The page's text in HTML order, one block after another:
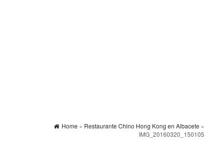
Home » Restaurante Chino Hong Kong en Albacete »
IMG_20160320_150105